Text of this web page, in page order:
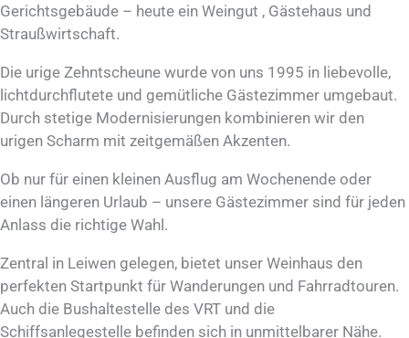
Gerichtsgebäude – heute ein Weingut , Gästehaus und
Straußwirtschaft.
Die urige Zehntscheune wurde von uns 1995 in liebevolle,
lichtdurchflutete und gemütliche Gästezimmer umgebaut.
Durch stetige Modernisierungen kombinieren wir den
urigen Scharm mit zeitgemäßen Akzenten.
Ob nur für einen kleinen Ausflug am Wochenende oder
einen längeren Urlaub – unsere Gästezimmer sind für jeden
Anlass die richtige Wahl.
Zentral in Leiwen gelegen, bietet unser Weinhaus den
perfekten Startpunkt für Wanderungen und Fahrradtouren.
Auch die Bushaltestelle des VRT und die
Schiffsanlegestelle befinden sich in unmittelbarer Nähe.